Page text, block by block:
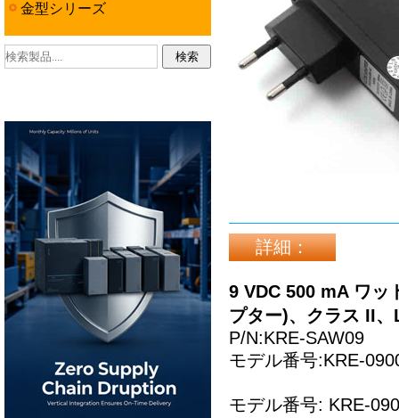
金型シリーズ
詳細：
9 VDC 500 mA ワッ
プター)、クラス II
P/N:KRE-SAW09
モデル番号:KRE-
モデル番号: KRE-